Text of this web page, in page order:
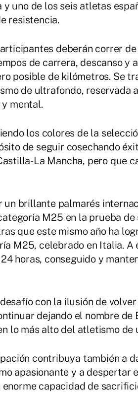
uno de los seis atletas
resistencia.
deberán correr
de carrera, descanso y
posible de kilómetros. Se
de ultrafondo, reservada
mental.
los colores de la
de seguir cosechando
La Mancha, pero que
brillante palmarés
M25 en la prueba de
que este mismo año ha
M25, celebrado en Italia. A
horas, conseguido y
con la ilusión de
dejando el nombre de
lo más alto del atletismo de
contribuya también a
apasionante y a despertar
capacidad de